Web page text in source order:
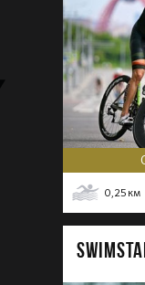
0,25 км